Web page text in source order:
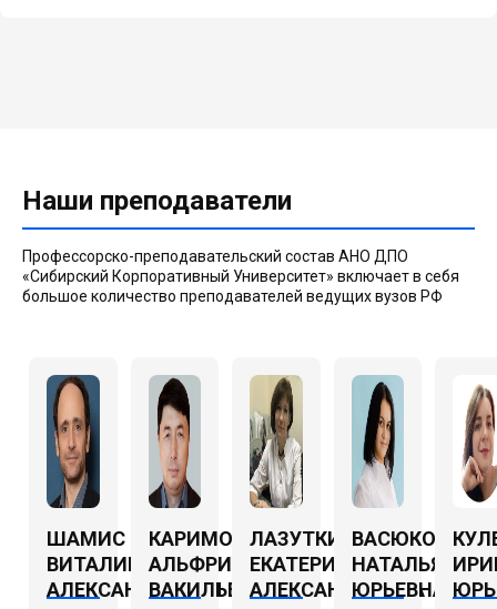
Наши преподаватели
Профессорско-преподавательский состав АНО ДПО
«Сибирский Корпоративный Университет» включает в себя
большое количество преподавателей ведущих вузов РФ
ШАМИС
ВИТАЛИЙ
АЛЕКСАНДРОВИЧ
КАРИМОВ
АЛЬФРИД
ВАКИЛЬЕВИЧ
ЛАЗУТКИНА
ЕКАТЕРИНА
АЛЕКСАНДРОВНА
ВАСЮКОВА
НАТАЛЬЯ
ЮРЬЕВНА